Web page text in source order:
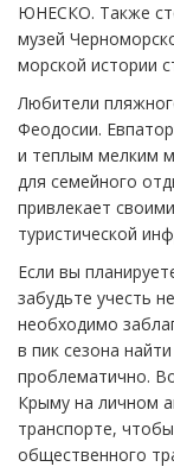
ЮНЕСКО. Также
музей
морской истории
Любители
Феодосии.
и теплым мелким
для семейного
привлекает
туристической
Если вы
забудьте учесть
необходимо
в пик сезона
проблематично.
Крыму на личном
транспорте,
общественного